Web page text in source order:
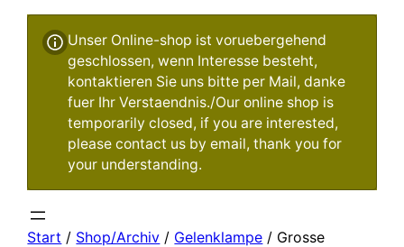
Unser Online-shop ist voruebergehend
geschlossen, wenn Interesse besteht,
kontaktieren Sie uns bitte per Mail, danke
fuer Ihr Verstaendnis./Our online shop is
temporarily closed, if you are interested,
please contact us by email, thank you for
your understanding.
Start / Shop/Archiv / Gelenklampe / Grosse